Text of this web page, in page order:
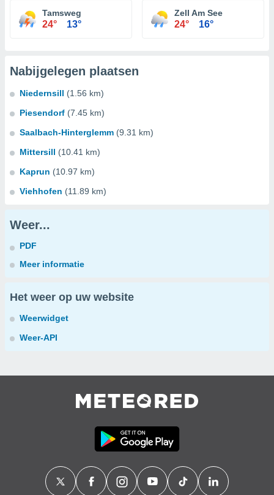
Tamsweg
24° 13°
Zell Am See
24° 16°
Nabijgelegen plaatsen
Niedernsill (1.56 km)
Piesendorf (7.45 km)
Saalbach-Hinterglemm (9.31 km)
Mittersill (10.41 km)
Kaprun (10.97 km)
Viehhofen (11.89 km)
Weer...
PDF
Meer informatie
Het weer op uw website
Weerwidget
Weer-API